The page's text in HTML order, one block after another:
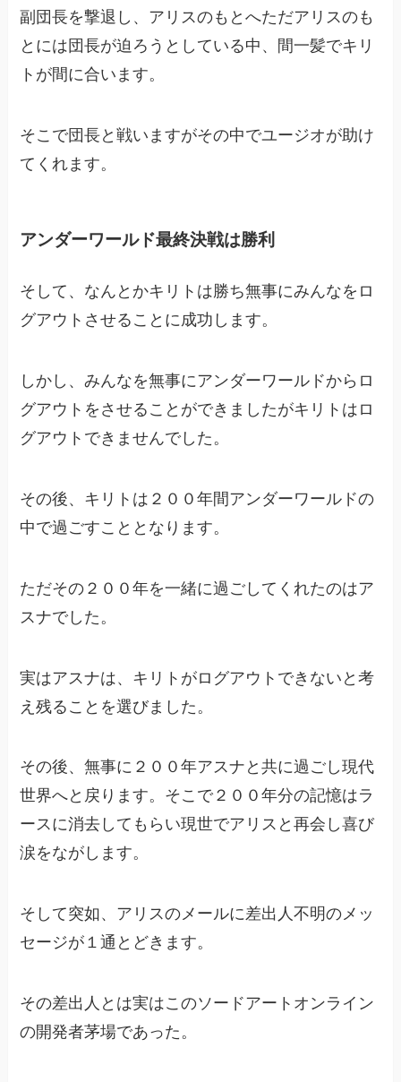
副団長を撃退し、アリスのもとへただアリスのも
とには団長が迫ろうとしている中、間一髪でキリ
トが間に合います。
そこで団長と戦いますがその中でユージオが助け
てくれます。
アンダーワールド最終決戦は勝利
そして、なんとかキリトは勝ち無事にみんなをロ
グアウトさせることに成功します。
しかし、みんなを無事にアンダーワールドからロ
グアウトをさせることができましたがキリトはロ
グアウトできませんでした。
その後、キリトは２００年間アンダーワールドの
中で過ごすこととなります。
ただその２００年を一緒に過ごしてくれたのはア
スナでした。
実はアスナは、キリトがログアウトできないと考
え残ることを選びました。
その後、無事に２００年アスナと共に過ごし現代
世界へと戻ります。そこで２００年分の記憶はラ
ースに消去してもらい現世でアリスと再会し喜び
涙をながします。
そして突如、アリスのメールに差出人不明のメッ
セージが１通とどきます。
その差出人とは実はこのソードアートオンライン
の開発者茅場であった。